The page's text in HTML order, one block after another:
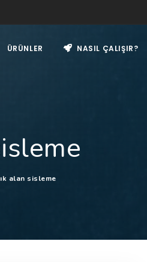
ÜRÜNLER NASIL ÇALIŞIR?
alan sisleme